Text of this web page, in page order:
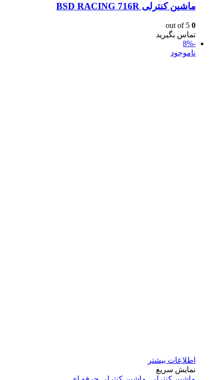
ماشین کنترلی BSD RACING 716R
0
تماس بگیرید
-8%
ناموجود
اطلاعات بیشتر
نمایش سریع